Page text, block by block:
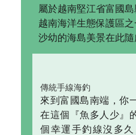
屬於越南堅江省富國
越南海洋生態保護區
沙幼的海島美景在此隨
傳統手線海釣
來到富國島南端，你
在這個『魚多人少』
個幸運手釣線沒多